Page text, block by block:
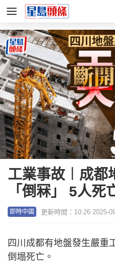
工業事故︱成都
「倒冧」 5人死
即時中國 更新時間：10:26 2025-
四川成都有地盤發生嚴重
倒塌死亡。